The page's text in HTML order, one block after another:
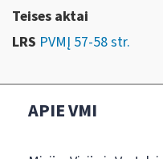
Teises aktai
LRS PVMĮ 57-58 str.
APIE VMI